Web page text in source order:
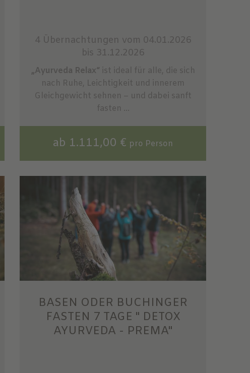
4 Übernachtungen vom 04.01.2026
bis 31.12.2026
„Ayurveda Relax“ ist ideal für alle, die sich
nach Ruhe, Leichtigkeit und innerem
Gleichgewicht sehnen – und dabei sanft
fasten ...
ab 1.111,00 € pro Person
BASEN ODER BUCHINGER
FASTEN 7 TAGE " DETOX
AYURVEDA - PREMA"